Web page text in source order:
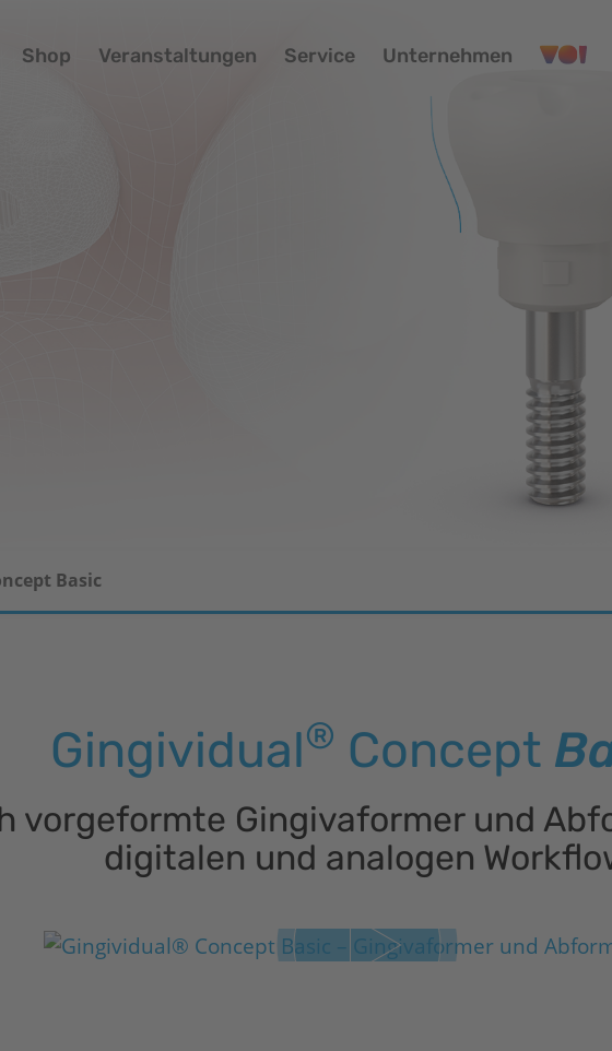
Shop Veranstaltungen Service Unternehmen
Basic
Gingividual® Concept
vorgeformte Gingivaformer und
digitalen und analogen